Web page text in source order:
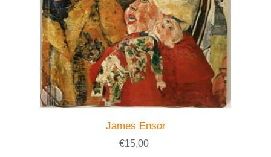
James Ensor
€15,00